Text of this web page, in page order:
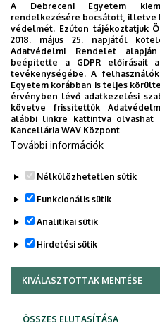
Szakmai önéletrajz|
Az ír irodalom és kultúra
meghonosítója a Debreceni
kutatási területe az ír
századi és kortárs ír dráma,
ezek alkalmazhatósága az ír
magyar-ír irodalmi-kulturális
és külföldön publikált önálló
tanulmányokat, fordításokat.
Legutóbbi frissítés: 2023. 07. 19.
Adatvédelem
A Debreceni Egyetem
rendelkezésére bocsátott, illetve
védelmét. Ezúton tájékoztatjuk
2018. május 25. napjától
Adatvédelmi Rendelet
beépítette a GDPR előírásait
tevékenységébe. A
Egyetem korábban is teljes
érvényben lévő adatkezelési
követve frissítettük
alábbi linkre kattintva
Kancellária WAV Központ
További információk
Nélkülözhetetlen sütik
Funkcionális sütik
Analitikai sütik
Hirdetési sütik
KIVÁLASZTOTTAK MENTÉSE
ÖSSZES ELUTASÍTÁSA
WITHDRAW CONSENT